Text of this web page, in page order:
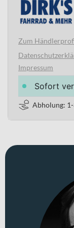
Zum
Impressum
Sofort
Abholung: